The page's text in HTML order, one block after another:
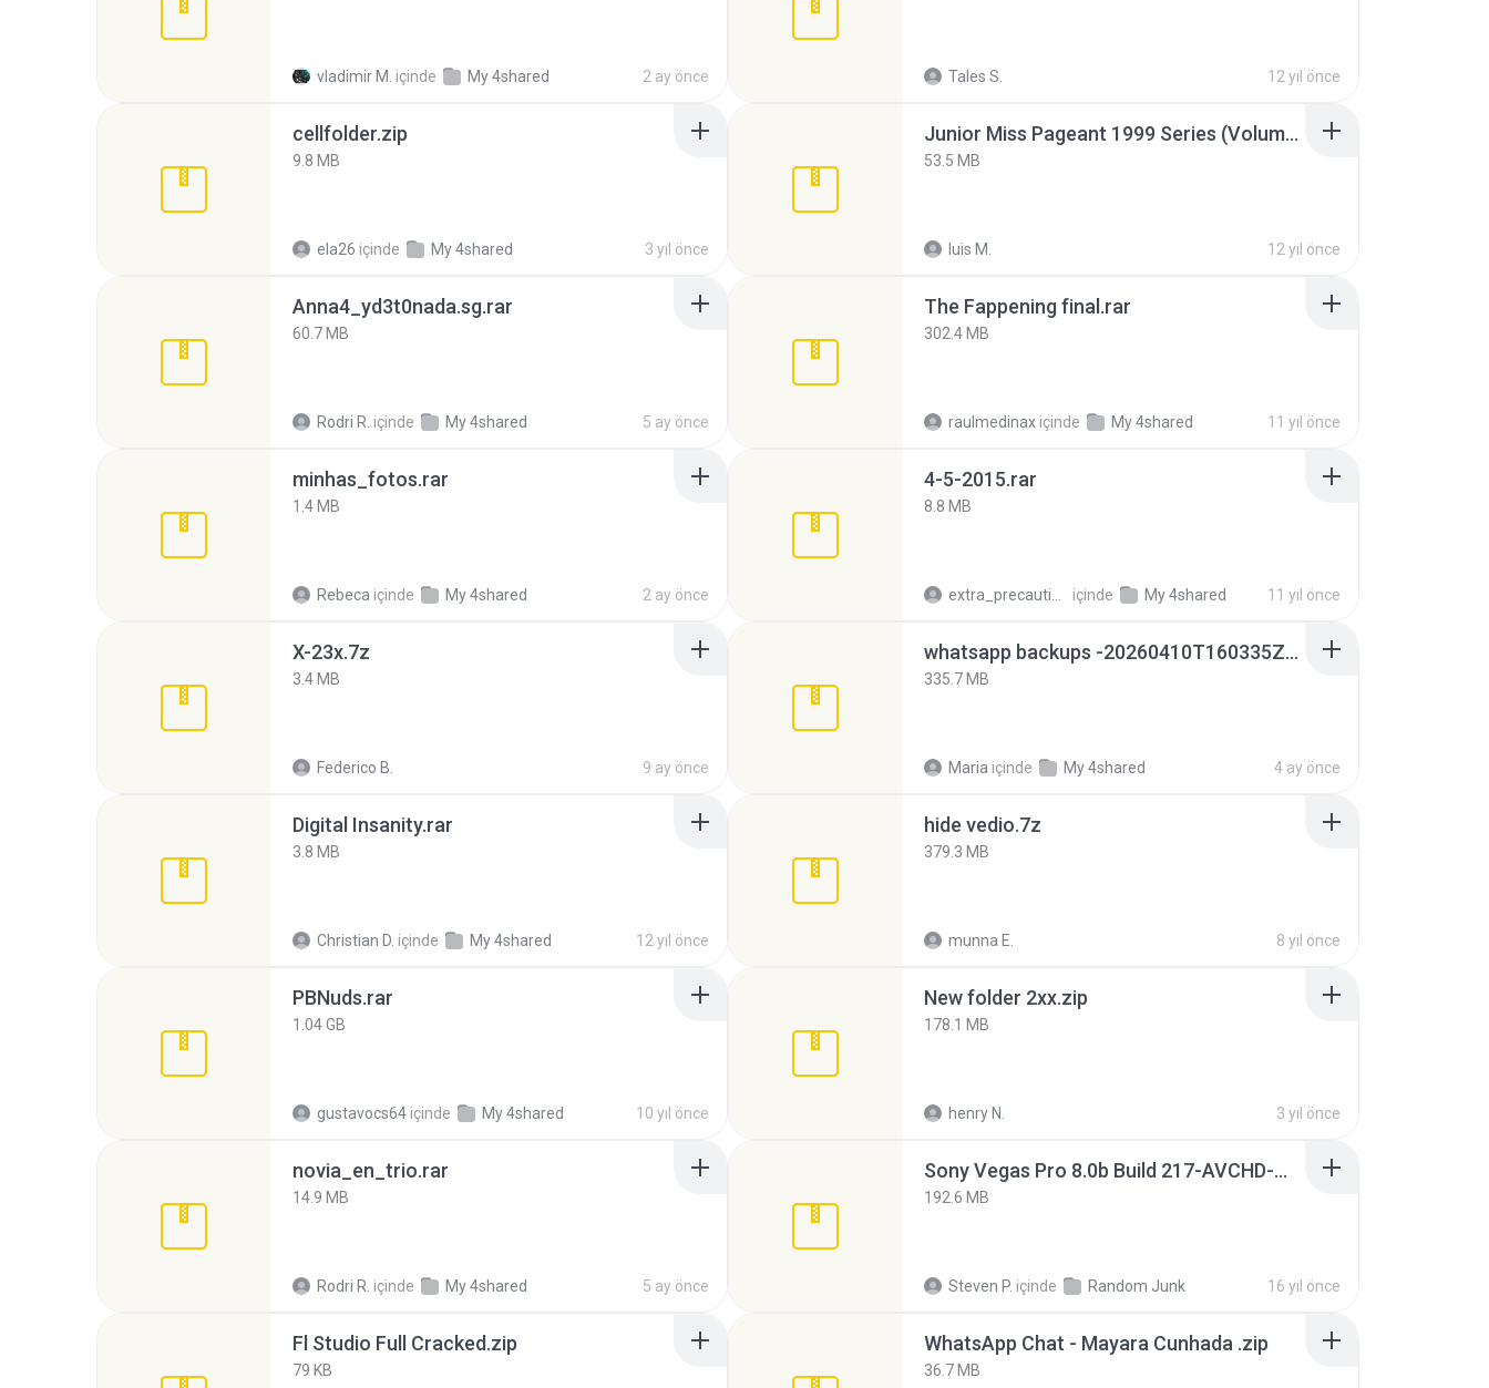
vladimir M. içinde My 4shared 2 ay önce Tales S. 12 yıl önce
cellfolder.zip
9.8 MB
ela26 içinde My 4shared 3 yıl önce
Junior Miss Pageant 1999 Series (Volume I Part I NC 6).7z
53.5 MB
luis M. 12 yıl önce
Anna4_yd3t0nada.sg.rar
60.7 MB
Rodri R. içinde My 4shared 5 ay önce
The Fappening final.rar
302.4 MB
raulmedinax içinde My 4shared 11 yıl önce
minhas_fotos.rar
1.4 MB
Rebeca içinde My 4shared 2 ay önce
4-5-2015.rar
8.8 MB
içinde My 4shared 11 yıl önce
X-23x.7z
3.4 MB
Federico B. 9 ay önce
whatsapp backups -20260410T160335Z-3-001.zip
335.7 MB
Maria içinde My 4shared 4 ay önce
Digital Insanity.rar
3.8 MB
Christian D. içinde My 4shared 12 yıl önce
hide vedio.7z
379.3 MB
munna E. 8 yıl önce
PBNuds.rar
1.04 GB
gustavocs64 içinde My 4shared 10 yıl önce
New folder 2xx.zip
178.1 MB
henry N. 3 yıl önce
novia_en_trio.rar
14.9 MB
Rodri R. içinde My 4shared 5 ay önce
Sony Vegas Pro 8.0b Build 217-AVCHD-MPG-AC3 FIXED.7z
192.6 MB
Steven P. içinde Random Junk 16 yıl önce
Fl Studio Full Cracked.zip
79 KB
WhatsApp Chat - Mayara Cunhada .zip
36.7 MB